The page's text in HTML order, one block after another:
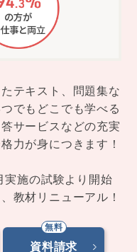
テキスト、問題集な
でもどこでも学べる
サービスなどの充実
力が身につきます！
実施の試験より開始
教材リニューアル！
資料請求